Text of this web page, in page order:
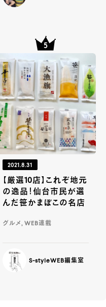
2021.8.31
【厳選10店】これぞ地元
の逸品！仙台市民が選
んだ笹かまぼこの名店
グルメ, WEB連載
S-styleWEB編集室